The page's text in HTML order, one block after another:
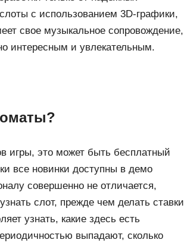
с использованием 3D-графики,
свое музыкальное сопровождение,
интересным и увлекательным.
игры, это может быть бесплатный
все новинки доступны в демо
совершенно не отличается,
слот, прежде чем делать ставки
узнать, какие здесь есть
выпадают, сколько